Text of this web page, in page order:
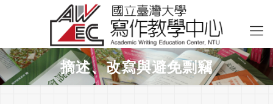
摘述、改寫與避免剽竊